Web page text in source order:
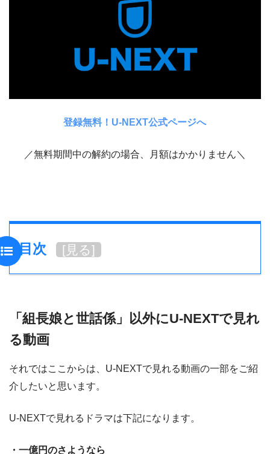
登録無料！U-NEXT公式ページへ
／無料期間中の解約の場合、月額はかかりません＼
目次 [見る]
「組長娘と世話係」以外にU-NEXTで見れ
る動画
それではここからは、U-NEXTで見れる動画の一部をご紹
介したいと思います。
U-NEXTで見れるドラマは下記になります。
・一億円のさようなら